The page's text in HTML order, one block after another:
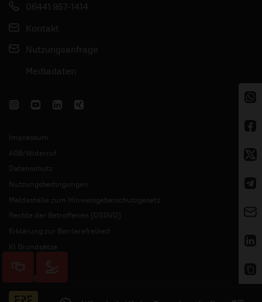
06441 957-1414
Kontakt
Nutzungsanfrage
Mediadaten
Impressum
AGB/Widerruf
Datenschutz
Nutzungsbedingungen
Meldestelle zum Hinweisgeberschutzgesetz
Rechte der Betroffenen (DSGVO)
Erklärung zur Barrierefreiheit
KI Grundsätze
© 2026 ERF